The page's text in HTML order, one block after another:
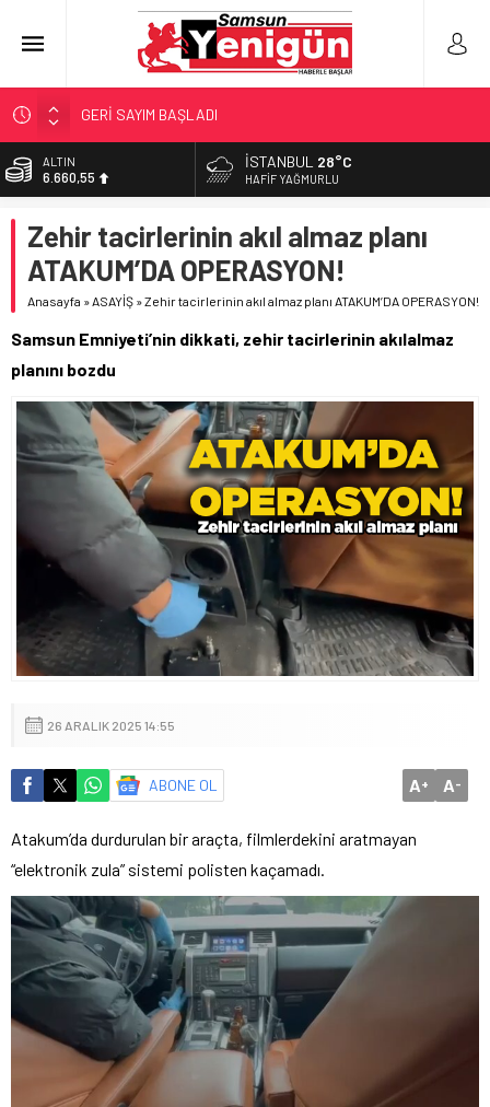
GERİ SAYIM BAŞLADI
SAMSUNSPOR’DA HEDEF 5’İNCİLİK!
‘BAFRA’YA YATIRIM YAPIN!’
YÖNETİCİ SEÇERKEN YAPILAN EN BÜYÜK HATALAR
ALTIN
6.660,55
13.779,39
DOLAR
47,7111
55,1881
İSTANBUL 28°C
HAFIF YAĞMURLU
Zehir tacirlerinin akıl almaz planı
ATAKUM’DA OPERASYON!
Anasayfa »ASAYİŞ »Zehir tacirlerinin akıl almaz planı ATAKUM’DA OPERASYON!
Samsun Emniyeti’nin dikkati, zehir tacirlerinin akılalmaz
planını bozdu
26 ARALIK 2025 14:55
ABONE OL A+ A-
Atakum’da durdurulan bir araçta, filmlerdekini aratmayan
“elektronik zula” sistemi polisten kaçamadı.